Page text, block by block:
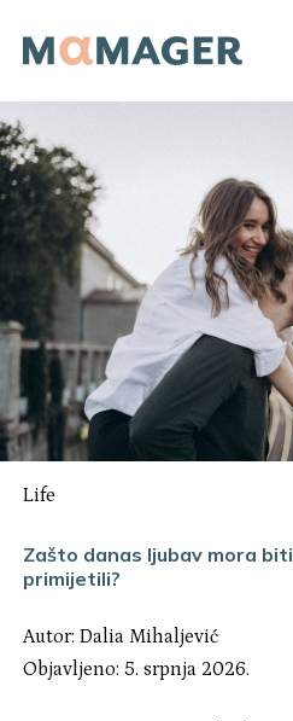
Life
Zašto danas ljubav mora
primijetili?
Autor:Dalia Mihaljević
Objavljeno: 5. srpnja 2026.